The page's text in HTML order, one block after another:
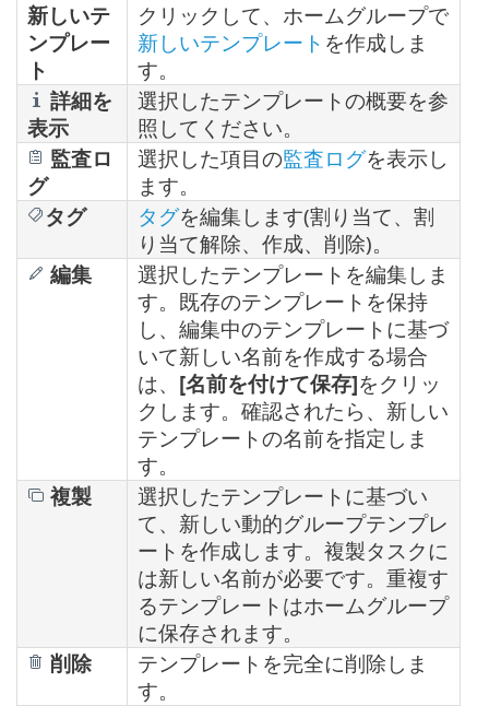
新しいテ
ンプレー
ト
クリックして、ホームグループで
新しいテンプレート を作成しま
す。
詳細を
表示
選択したテンプレートの概要を参
照してください。
監査ロ
グ
選択した項目の監査ログを表示し
ます。
タグ
タグを編集します(割り当て、割
り当て解除、作成、削除)。
編集
選択したテンプレートを編集しま
す。既存のテンプレートを保持
し、編集中のテンプレートに基づ
いて新しい名前を作成する場合
は、 [名前を付けて保存]をクリッ
クします。確認されたら、新しい
テンプレートの名前を指定しま
す。
複製
選択したテンプレートに基づい
て、新しい動的グループテンプレ
ートを作成します。複製タスクに
は新しい名前が必要です。重複す
るテンプレートはホームグループ
に保存されます。
削除
テンプレートを完全に削除しま
す。